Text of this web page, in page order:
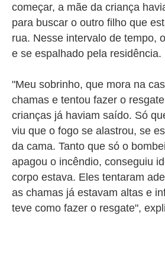
começar, a mãe da criança
para buscar o outro filho que
rua. Nesse intervalo de tempo,
e se espalhado pela residência.
"Meu sobrinho, que mora na
chamas e tentou fazer o
crianças já haviam saído. Só
viu que o fogo se alastrou, se
da cama. Tanto que só o
apagou o incêndio, conseguiu
corpo estava. Eles tentaram
as chamas já estavam altas e
teve como fazer o resgate",